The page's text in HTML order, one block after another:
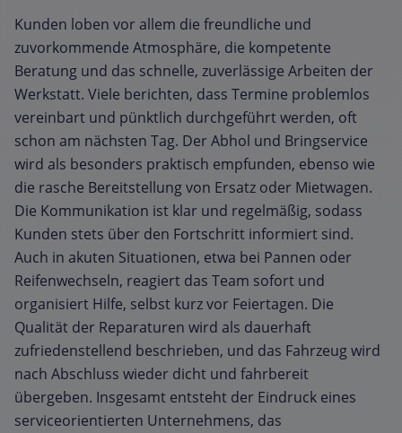
Kunden loben vor allem die freundliche und
zuvorkommende Atmosphäre, die kompetente
Beratung und das schnelle, zuverlässige Arbeiten der
Werkstatt. Viele berichten, dass Termine problemlos
vereinbart und pünktlich durchgeführt werden, oft
schon am nächsten Tag. Der Abhol und Bringservice
wird als besonders praktisch empfunden, ebenso wie
die rasche Bereitstellung von Ersatz oder Mietwagen.
Die Kommunikation ist klar und regelmäßig, sodass
Kunden stets über den Fortschritt informiert sind.
Auch in akuten Situationen, etwa bei Pannen oder
Reifenwechseln, reagiert das Team sofort und
organisiert Hilfe, selbst kurz vor Feiertagen. Die
Qualität der Reparaturen wird als dauerhaft
zufriedenstellend beschrieben, und das Fahrzeug wird
nach Abschluss wieder dicht und fahrbereit
übergeben. Insgesamt entsteht der Eindruck eines
serviceorientierten Unternehmens, das